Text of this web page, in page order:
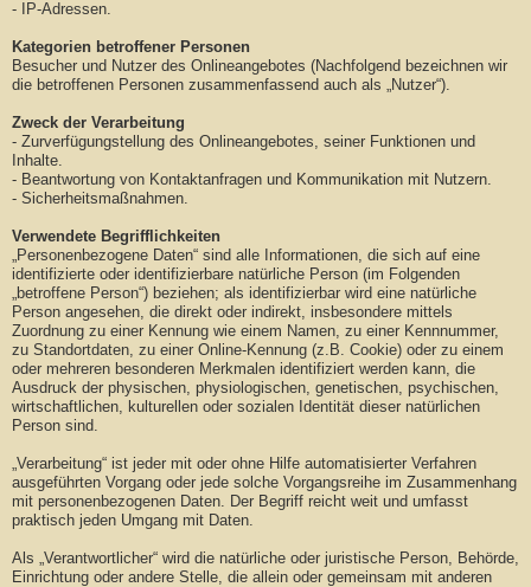
- IP-Adressen.
Kategorien betroffener Personen
Besucher und Nutzer des Onlineangebotes (Nachfolgend bezeichnen wir
die betroffenen Personen zusammenfassend auch als „Nutzer“).
Zweck der Verarbeitung
- Zurverfügungstellung des Onlineangebotes, seiner Funktionen und
Inhalte.
- Beantwortung von Kontaktanfragen und Kommunikation mit Nutzern.
- Sicherheitsmaßnahmen.
Verwendete Begrifflichkeiten
„Personenbezogene Daten“ sind alle Informationen, die sich auf eine
identifizierte oder identifizierbare natürliche Person (im Folgenden
„betroffene Person“) beziehen; als identifizierbar wird eine natürliche
Person angesehen, die direkt oder indirekt, insbesondere mittels
Zuordnung zu einer Kennung wie einem Namen, zu einer Kennnummer,
zu Standortdaten, zu einer Online-Kennung (z.B. Cookie) oder zu einem
oder mehreren besonderen Merkmalen identifiziert werden kann, die
Ausdruck der physischen, physiologischen, genetischen, psychischen,
wirtschaftlichen, kulturellen oder sozialen Identität dieser natürlichen
Person sind.
„Verarbeitung“ ist jeder mit oder ohne Hilfe automatisierter Verfahren
ausgeführten Vorgang oder jede solche Vorgangsreihe im Zusammenhang
mit personenbezogenen Daten. Der Begriff reicht weit und umfasst
praktisch jeden Umgang mit Daten.
Als „Verantwortlicher“ wird die natürliche oder juristische Person, Behörde,
Einrichtung oder andere Stelle, die allein oder gemeinsam mit anderen